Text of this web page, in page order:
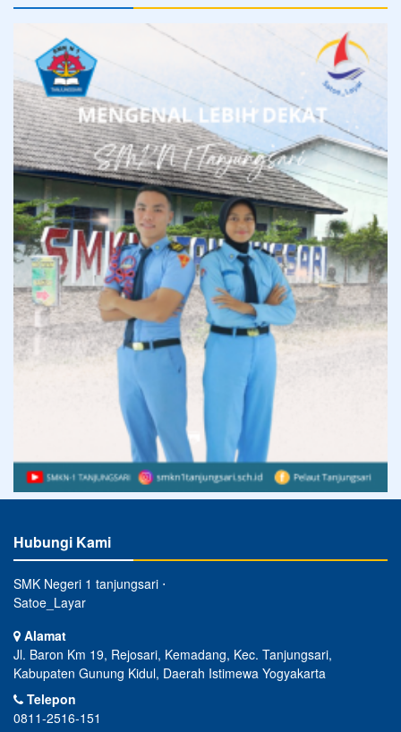
Hubungi Kami
SMK Negeri 1 tanjungsari ⋅
Satoe_Layar
Alamat
Jl. Baron Km 19, Rejosari, Kemadang, Kec. Tanjungsari,
Kabupaten Gunung Kidul, Daerah Istimewa Yogyakarta
Telepon
0811-2516-151